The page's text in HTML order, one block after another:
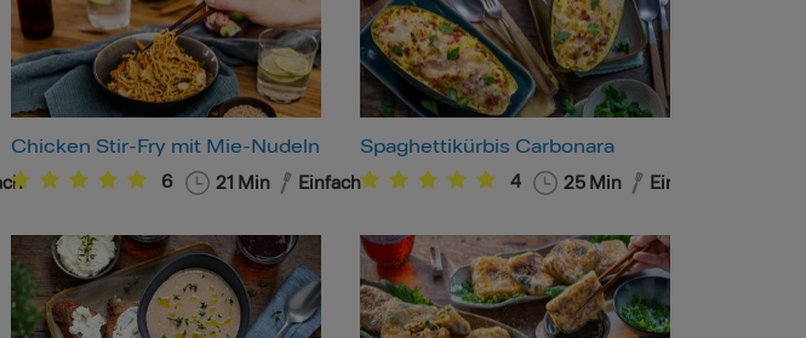
Chicken Stir-Fry mit Mie-Nudeln
6 21 Min Einfach
Spaghettikürbis Carbonara
4 25 Min Einfach